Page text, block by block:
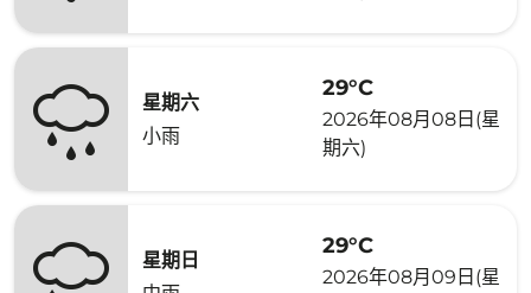
星期六
小雨
29°C
2026年08月08日(星
期六)
星期日
29°C
2026年08月09日(星